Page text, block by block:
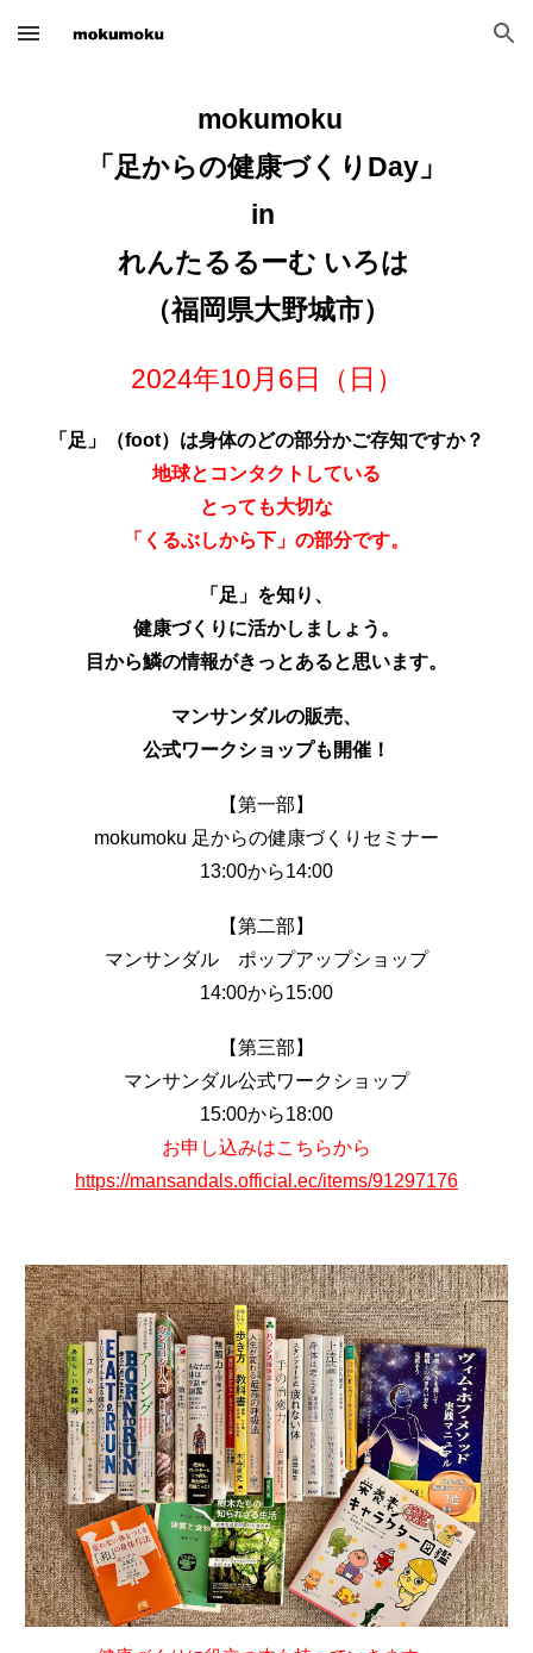
Skip to main content Skip to navigation
mokumoku
「足からの健康づくりDay」
in
れんたるるーむ いろは
（福岡県大野城市）
2024年10月 6日（日）
「足」（foot）は身体のどの部分かご存知ですか？
地球とコンタクトしている
とっても大切な
「くるぶしから下」の部分です。
「足」を知り、
健康づくりに活かしましょう。
目から鱗の情報がきっとあると思います。
マンサンダルの販売、
公式ワークショップも開催！
【第一部】
mokumoku 足からの健康づくりセミナー
13:00から14:00
【第二部】
マンサンダル ポップアップショップ
14:00から15:00
【第三部】
マンサンダル公式ワークショップ
15:00から18:00
お申し込みはこちらから
https://mansandals.official.ec/items/91297176